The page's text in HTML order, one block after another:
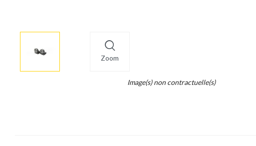
Zoom
More
Image(s) non contractuelle(s)